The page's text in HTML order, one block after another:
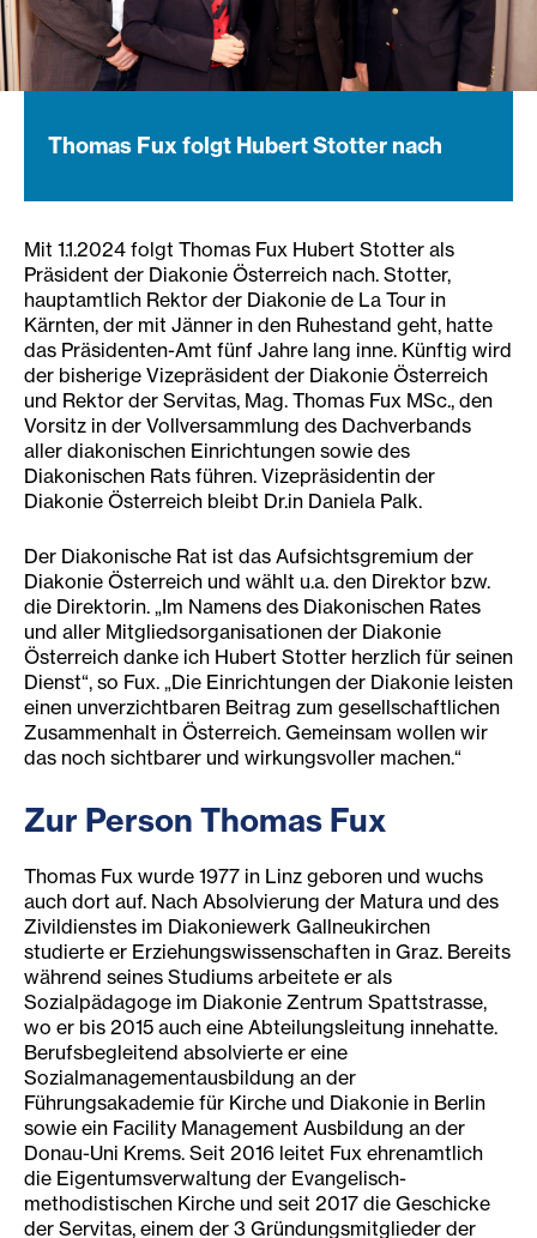
Thomas Fux folgt Hubert Stotter nach
Mit 1.1.2024 folgt Thomas Fux Hubert Stotter als
Präsident der Diakonie Österreich nach. Stotter,
hauptamtlich Rektor der Diakonie de La Tour in
Kärnten, der mit Jänner in den Ruhestand geht, hatte
das Präsidenten-Amt fünf Jahre lang inne. Künftig wird
der bisherige Vizepräsident der Diakonie Österreich
und Rektor der Servitas, Mag. Thomas Fux MSc., den
Vorsitz in der Vollversammlung des Dachverbands
aller diakonischen Einrichtungen sowie des
Diakonischen Rats führen. Vizepräsidentin der
Diakonie Österreich bleibt Dr.in Daniela Palk.
Der Diakonische Rat ist das Aufsichtsgremium der
Diakonie Österreich und wählt u.a. den Direktor bzw.
die Direktorin. „Im Namens des Diakonischen Rates
und aller Mitgliedsorganisationen der Diakonie
Österreich danke ich Hubert Stotter herzlich für seinen
Dienst“, so Fux. „Die Einrichtungen der Diakonie leisten
einen unverzichtbaren Beitrag zum gesellschaftlichen
Zusammenhalt in Österreich. Gemeinsam wollen wir
das noch sichtbarer und wirkungsvoller machen.“
Zur Person Thomas Fux
Thomas Fux wurde 1977 in Linz geboren und wuchs
auch dort auf. Nach Absolvierung der Matura und des
Zivildienstes im Diakoniewerk Gallneukirchen
studierte er Erziehungswissenschaften in Graz. Bereits
während seines Studiums arbeitete er als
Sozialpädagoge im Diakonie Zentrum Spattstrasse,
wo er bis 2015 auch eine Abteilungsleitung innehatte.
Berufsbegleitend absolvierte er eine
Sozialmanagementausbildung an der
Führungsakademie für Kirche und Diakonie in Berlin
sowie ein Facility Management Ausbildung an der
Donau-Uni Krems. Seit 2016 leitet Fux ehrenamtlich
die Eigentumsverwaltung der Evangelisch-
methodistischen Kirche und seit 2017 die Geschicke
der Servitas, einem der 3 Gründungsmitglieder der